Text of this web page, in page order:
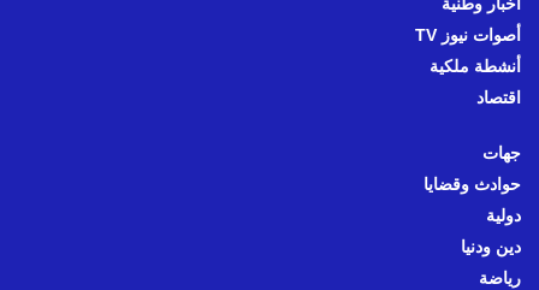
أخبار وطنية
أصوات نيوز TV
أنشطة ملكية
اقتصاد
جهات
حوادث وقضايا
دولية
دين ودنيا
رياضة